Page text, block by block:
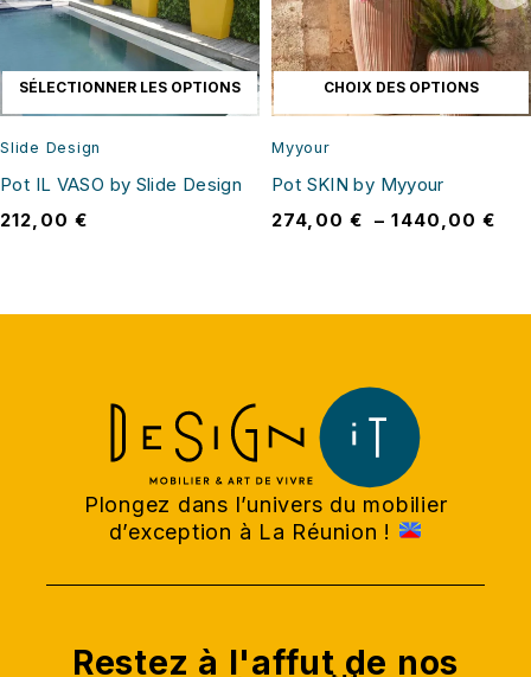
SÉLECTIONNER LES OPTIONS
Slide Design
Pot IL VASO by Slide Design
212,00 €
CHOIX DES OPTIONS
Myyour
Pot SKIN by Myyour
274,00 € –1440,00€
Plongez dans l’univers du mobilier
d’exception à La Réunion !
Restez à l'affut de nos